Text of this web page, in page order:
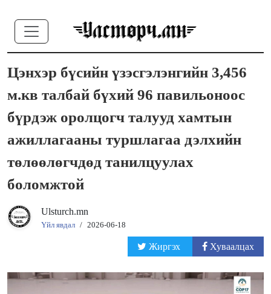
Цэнхэр бүсийн үзэсгэлэнгийн 3,456
м.кв талбай бүхий 96 павильоноос
бүрдэж оролцогч талууд хамтын
ажиллагааны туршлагаа дэлхийн
төлөөлөгчдөд танилцуулах
боломжтой
Ulsturch.mn
Үйл явдал / 2026-06-18
Жиргэх Хуваалцах